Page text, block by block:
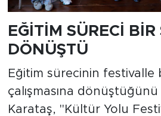
EĞİTİM SÜRECİ BİR
DÖNÜŞTÜ
Eğitim sürecinin festivalle
çalışmasına
Karataş, "Kültür Yolu